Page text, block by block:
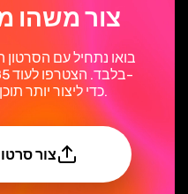
צור משהו
בואו נתחיל עם
Kapwing כדי ליצור יותר תוכן בפחות זמן.
צור